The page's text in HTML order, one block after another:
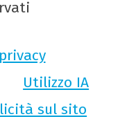
Utilizzo IA
sul sito